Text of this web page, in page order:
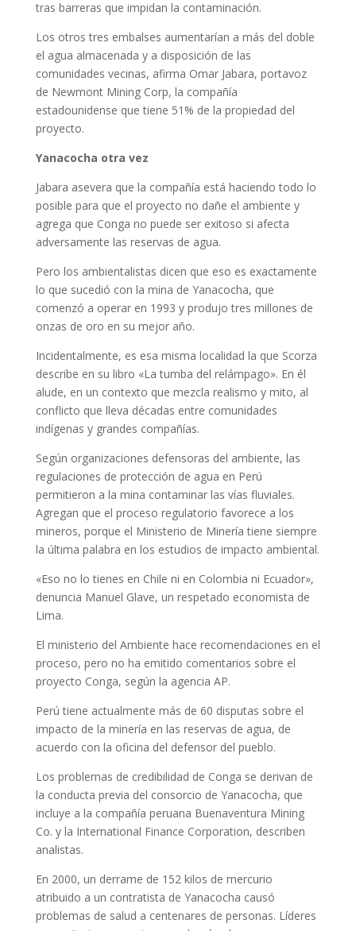
tras barreras que impidan la contaminación.
Los otros tres embalses aumentarían a más del doble
el agua almacenada y a disposición de las
comunidades vecinas, afirma Omar Jabara, portavoz
de Newmont Mining Corp, la compañía
estadounidense que tiene 51% de la propiedad del
proyecto.
Yanacocha otra vez
Jabara asevera que la compañía está haciendo todo lo
posible para que el proyecto no dañe el ambiente y
agrega que Conga no puede ser exitoso si afecta
adversamente las reservas de agua.
Pero los ambientalistas dicen que eso es exactamente
lo que sucedió con la mina de Yanacocha, que
comenzó a operar en 1993 y produjo tres millones de
onzas de oro en su mejor año.
Incidentalmente, es esa misma localidad la que Scorza
describe en su libro «La tumba del relámpago». En él
alude, en un contexto que mezcla realismo y mito, al
conflicto que lleva décadas entre comunidades
indígenas y grandes compañías.
Según organizaciones defensoras del ambiente, las
regulaciones de protección de agua en Perú
permitieron a la mina contaminar las vías fluviales.
Agregan que el proceso regulatorio favorece a los
mineros, porque el Ministerio de Minería tiene siempre
la última palabra en los estudios de impacto ambiental.
«Eso no lo tienes en Chile ni en Colombia ni Ecuador»,
denuncia Manuel Glave, un respetado economista de
Lima.
El ministerio del Ambiente hace recomendaciones en el
proceso, pero no ha emitido comentarios sobre el
proyecto Conga, según la agencia AP.
Perú tiene actualmente más de 60 disputas sobre el
impacto de la minería en las reservas de agua, de
acuerdo con la oficina del defensor del pueblo.
Los problemas de credibilidad de Conga se derivan de
la conducta previa del consorcio de Yanacocha, que
incluye a la compañía peruana Buenaventura Mining
Co. y la International Finance Corporation, describen
analistas.
En 2000, un derrame de 152 kilos de mercurio
atribuido a un contratista de Yanacocha causó
problemas de salud a centenares de personas. Líderes